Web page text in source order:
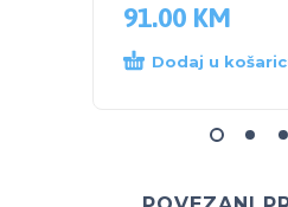
91.00 KM
Dodaj u